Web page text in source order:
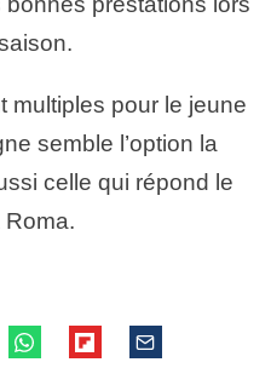
multiples pour le jeune
semble l’option la
celle qui répond le